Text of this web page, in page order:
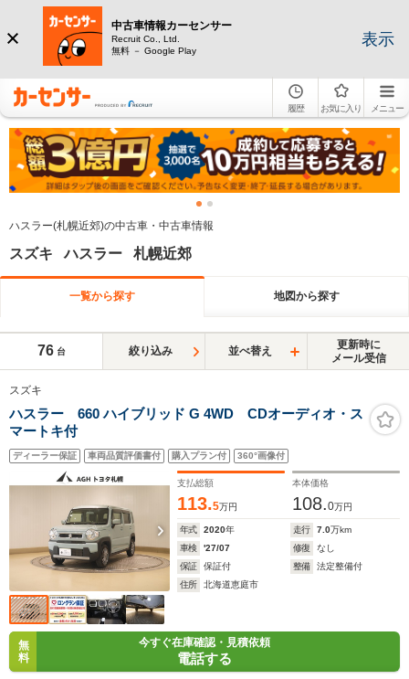
中古車情報カーセンサー
Recruit Co., Ltd.
無料 － Google Play
表示
履歴 お気に入り メニュー
ハスラー(札幌近郊)の中古車・中古車情報
スズキ ハスラー 札幌近郊
一覧から探す 地図から探す
76 台 絞り込み 並べ替え
更新時に
メール受信
スズキ
ハスラー 660 ハイブリッド G 4WD CDオーディオ・ス
マートキ付
ディーラー保証 車両品質評価書付 購入プラン付 360°画像付
支払総額
113.5万円
本体価格
108.0万円
年式 2020年 走行 7.0万km
車検
'27/07 修復
なし
保証
保証付 整備
法定整備付
住所
北海道恵庭市
無
料
今すぐ在庫確認・見積依頼
電話する